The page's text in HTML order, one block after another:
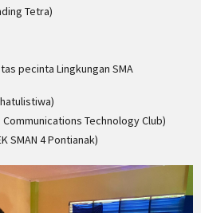
Tetra)
pecinta Lingkungan SMA
Technology Club)
SMAN 4 Pontianak)